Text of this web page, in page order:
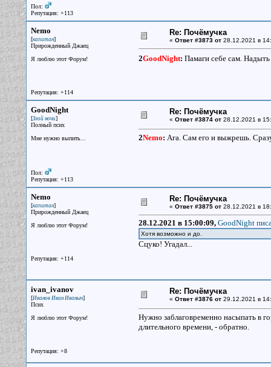
Пол:
Репутация: +113
Nemo
[капитан]
Прирожденный Джаец
Я люблю этот Форум!
Репутация: +114
Re: Почёмучка
« Ответ #3873 от28.12.2021 в
2GoodNight: Памаги себе сам.
GoodNight
[Злой ночи]
Полный псих
Мне нужно выпить...
Пол:
Репутация: +113
Re: Почёмучка
« Ответ #3874 от28.12.2021 в
2Nemo: Ага. Сам его и выжрешь.
Nemo
[капитан]
Прирожденный Джаец
Я люблю этот Форум!
Репутация: +114
Re: Почёмучка
« Ответ #3875 от28.12.2021 в
28.12.2021 в 15:00:09, GoodNight
Хотя возможно и до.
Сцуко! Угадал...
ivan_ivanov
[Иванов Иван Иваныч]
Псих
Я люблю этот Форум!
Репутация: +8
Re: Почёмучка
« Ответ #3876 от29.12.2021 в
Нужно заблаговременно насыпать в
длительного времени, - обратно.